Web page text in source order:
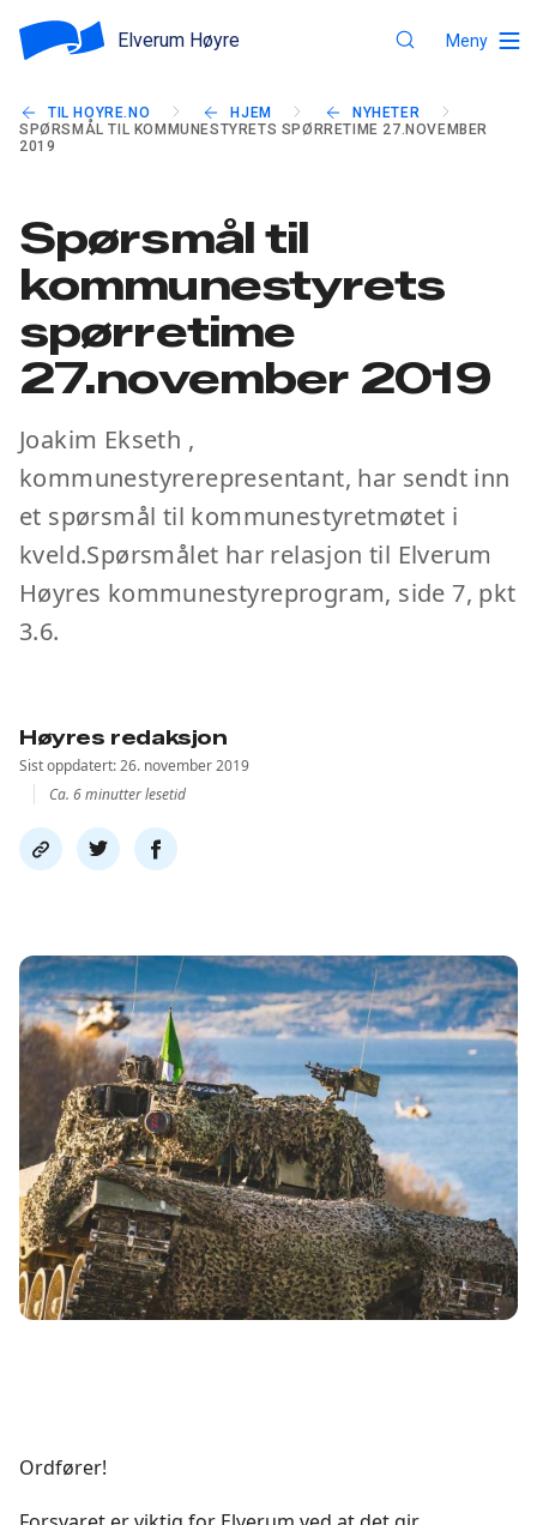
Elverum Høyre Meny
TIL HOYRE.NO HJEM
NYHETER
SPØRSMÅL TIL KOMMUNESTYRETS SPØRRETIME 27.NOVEMBER
2019
Spørsmål til
kommunestyrets
spørretime
27.november 2019
Joakim Ekseth ,
kommunestyrerepresentant, har sendt inn
et spørsmål til kommunestyretmøtet i
kveld.Spørsmålet har relasjon til Elverum
Høyres kommunestyreprogram, side 7, pkt
3.6.
Høyres redaksjon
Sist oppdatert: 26. november 2019
Ca. 6 minutter lesetid
Del
link
Del
på
Del
på
Ordfører!